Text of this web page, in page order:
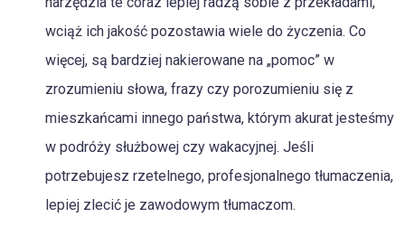
wciąż ich jakość pozostawia wiele do życzenia. Co
więcej, są bardziej nakierowane na „pomoc” w
zrozumieniu słowa, frazy czy porozumieniu się z
mieszkańcami innego państwa, którym akurat jesteśmy
w podróży służbowej czy wakacyjnej. Jeśli
potrzebujesz rzetelnego, profesjonalnego tłumaczenia,
lepiej zlecić je zawodowym tłumaczom.